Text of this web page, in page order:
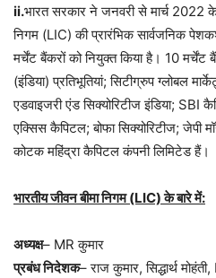
ii.भारत सरकार ने जनवरी से मार्च 2022
निगम (LIC) की प्रारंभिक सार्वजनिक
मर्चेंट बैंकरों को नियुक्त किया है। 10
(इंडिया) प्रतिभूतियां; सिटीग्रुप ग्लोबल
एडवाइजरी एंड सिक्योरिटीज इंडिया; SBI
एक्सिस कैपिटल; बोफा सिक्योरिटीज; जेपी
कोटक महिंद्रा कैपिटल कंपनी लिमिटेड हैं।
भारतीय जीवन बीमा निगम (LIC) के बारे में:
अध्यक्ष– MR कुमार
प्रबंध निदेशक– राज कुमार, सिद्धार्थ